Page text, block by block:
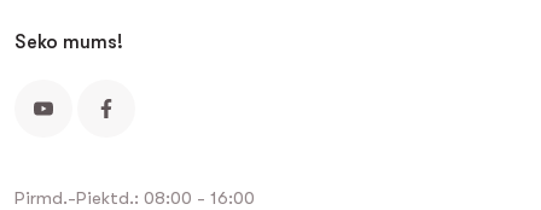
Seko mums!
Pirmd.-Piektd.: 08:00 - 16:00